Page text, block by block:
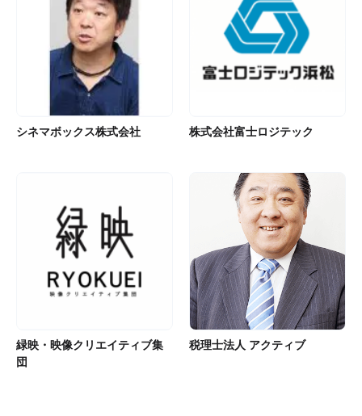
シネマボックス株式会社 株式会社富士ロジテック
緑映・映像クリエイティブ集
団
税理士法人 アクティブ